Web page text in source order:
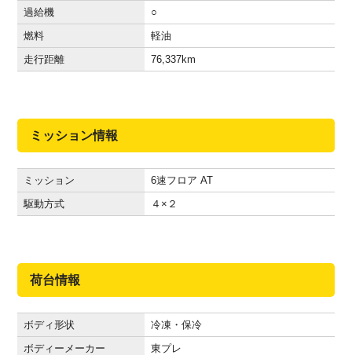
過給機
○
燃料
軽油
走行距離
76,337km
ミッション情報
ミッション
6速フロア AT
駆動方式
４×２
荷台情報
ボディ形状
冷凍・保冷
ボディーメーカー
東プレ